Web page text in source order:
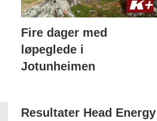
Fire dager med
løpeglede i
Jotunheimen
Resultater Head Energy